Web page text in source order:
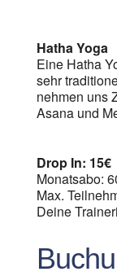
Hatha Yoga
Eine Hatha
sehr
nehmen uns
Asana und
Drop In: 15€
Monatsabo:
Max.
Deine